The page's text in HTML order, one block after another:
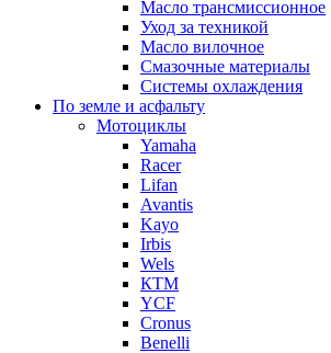
Масло трансмиссионное
Уход за техникой
Масло вилочное
Смазочные материалы
Системы охлаждения
По земле и асфальту
Мотоциклы
Yamaha
Racer
Lifan
Avantis
Kayo
Irbis
Wels
КТМ
YCF
Cronus
Benelli